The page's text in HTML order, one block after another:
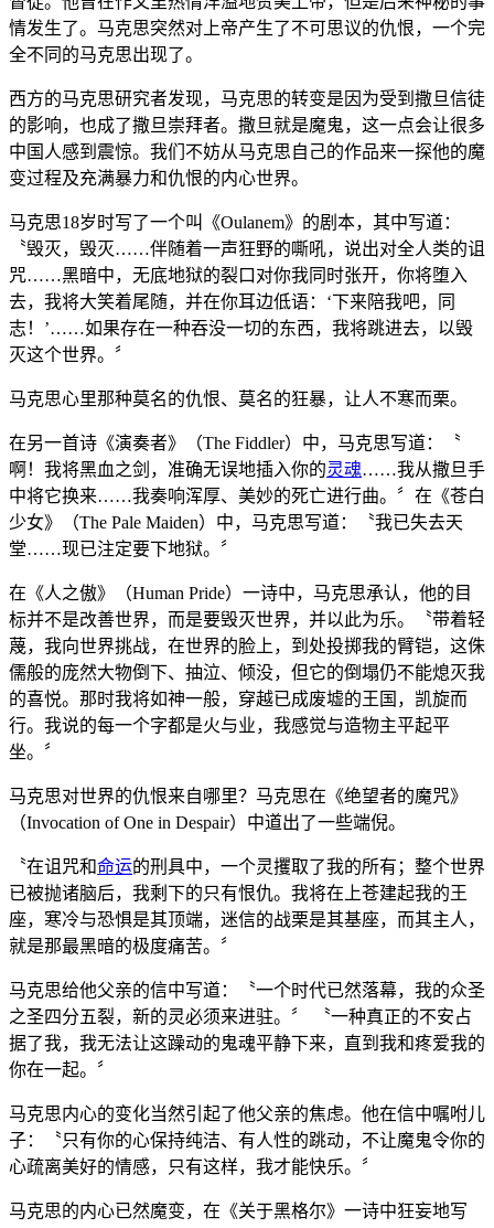
情发生了。马克思突然对上帝产生了不可思议的仇恨，一个完
全不同的马克思出现了。
西方的马克思研究者发现，马克思的转变是因为受到撒旦信徒
的影响，也成了撒旦崇拜者。撒旦就是魔鬼，这一点会让很多
中国人感到震惊。我们不妨从马克思自己的作品来一探他的魔
变过程及充满暴力和仇恨的内心世界。
马克思18岁时写了一个叫《Oulanem》的剧本，其中写道：
〝毁灭，毁灭……伴随着一声狂野的嘶吼，说出对全人类的诅
咒……黑暗中，无底地狱的裂口对你我同时张开，你将堕入
去，我将大笑着尾随，并在你耳边低语：‘下来陪我吧，同
志！’……如果存在一种吞没一切的东西，我将跳进去，以毁
灭这个世界。〞
马克思心里那种莫名的仇恨、莫名的狂暴，让人不寒而栗。
在另一首诗《演奏者》（The Fiddler）中，马克思写道：〝
啊！我将黑血之剑，准确无误地插入你的灵魂……我从撒旦手
中将它换来……我奏响浑厚、美妙的死亡进行曲。〞在《苍白
少女》（The Pale Maiden）中，马克思写道：〝我已失去天
堂……现已注定要下地狱。〞
在《人之傲》（Human Pride）一诗中，马克思承认，他的目
标并不是改善世界，而是要毁灭世界，并以此为乐。〝带着轻
蔑，我向世界挑战，在世界的脸上，到处投掷我的臂铠，这侏
儒般的庞然大物倒下、抽泣、倾没，但它的倒塌仍不能熄灭我
的喜悦。那时我将如神一般，穿越已成废墟的王国，凯旋而
行。我说的每一个字都是火与业，我感觉与造物主平起平
坐。〞
马克思对世界的仇恨来自哪里？马克思在《绝望者的魔咒》
（Invocation of One in Despair）中道出了一些端倪。
〝在诅咒和命运的刑具中，一个灵攫取了我的所有；整个世界
已被抛诸脑后，我剩下的只有恨仇。我将在上苍建起我的王
座，寒冷与恐惧是其顶端，迷信的战栗是其基座，而其主人，
就是那最黑暗的极度痛苦。〞
马克思给他父亲的信中写道：〝一个时代已然落幕，我的众圣
之圣四分五裂，新的灵必须来进驻。〞 〝一种真正的不安占
据了我，我无法让这躁动的鬼魂平静下来，直到我和疼爱我的
你在一起。〞
马克思内心的变化当然引起了他父亲的焦虑。他在信中嘱咐儿
子：〝只有你的心保持纯洁、有人性的跳动，不让魔鬼令你的
心疏离美好的情感，只有这样，我才能快乐。〞
马克思的内心已然魔变，在《关于黑格尔》一诗中狂妄地写